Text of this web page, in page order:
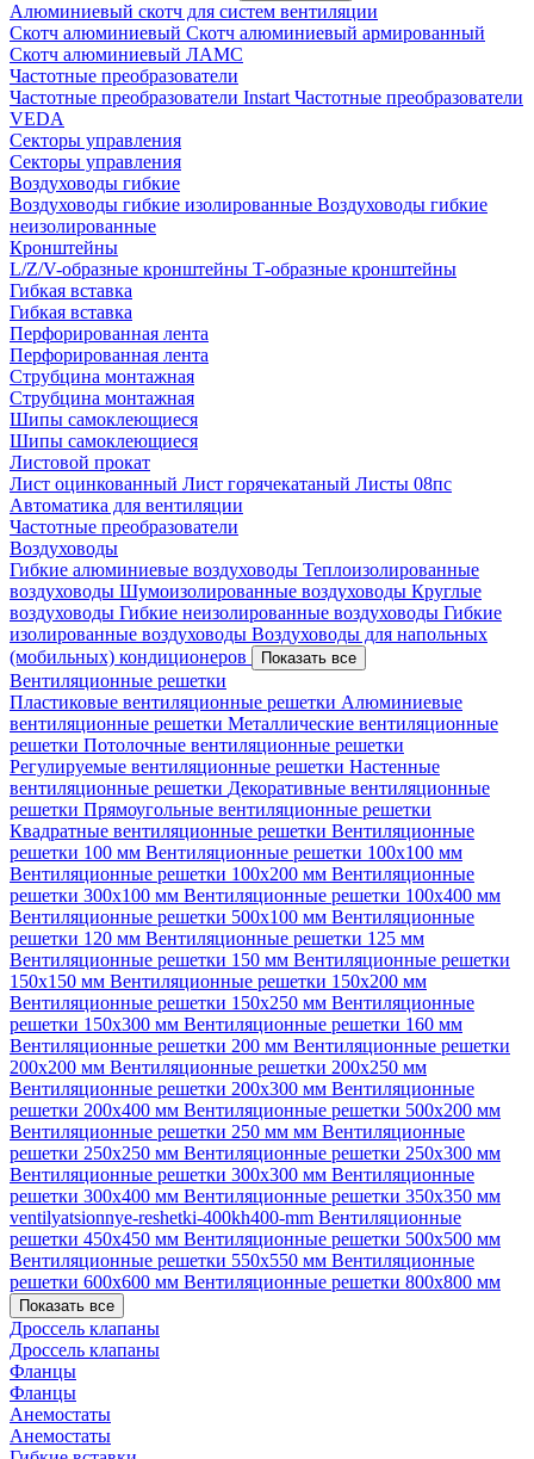
Алюминиевый скотч для систем вентиляции
Скотч алюминиевый Скотч алюминиевый армированный
Скотч алюминиевый ЛАМС
Частотные преобразователи
Частотные преобразователи Instart Частотные преобразователи
VEDA
Секторы управления
Секторы управления
Воздуховоды гибкие
Воздуховоды гибкие изолированные Воздуховоды гибкие
неизолированные
Кронштейны
L/Z/V-образные кронштейны Т-образные кронштейны
Гибкая вставка
Гибкая вставка
Перфорированная лента
Перфорированная лента
Струбцина монтажная
Струбцина монтажная
Шипы самоклеющиеся
Шипы самоклеющиеся
Листовой прокат
Лист оцинкованный Лист горячекатаный Листы 08пс
Автоматика для вентиляции
Частотные преобразователи
Воздуховоды
Гибкие алюминиевые воздуховоды Теплоизолированные
воздуховоды Шумоизолированные воздуховоды Круглые
воздуховоды Гибкие неизолированные воздуховоды Гибкие
изолированные воздуховоды Воздуховоды для напольных
(мобильных) кондиционеров
Показать все
Вентиляционные решетки
Пластиковые вентиляционные решетки Алюминиевые
вентиляционные решетки Металлические вентиляционные
решетки Потолочные вентиляционные решетки
Регулируемые вентиляционные решетки Настенные
вентиляционные решетки Декоративные вентиляционные
решетки Прямоугольные вентиляционные решетки
Квадратные вентиляционные решетки Вентиляционные
решетки 100 мм Вентиляционные решетки 100х100 мм
Вентиляционные решетки 100х200 мм Вентиляционные
решетки 300х100 мм Вентиляционные решетки 100х400 мм
Вентиляционные решетки 500х100 мм Вентиляционные
решетки 120 мм Вентиляционные решетки 125 мм
Вентиляционные решетки 150 мм Вентиляционные решетки
150х150 мм Вентиляционные решетки 150х200 мм
Вентиляционные решетки 150х250 мм Вентиляционные
решетки 150х300 мм Вентиляционные решетки 160 мм
Вентиляционные решетки 200 мм Вентиляционные решетки
200х200 мм Вентиляционные решетки 200х250 мм
Вентиляционные решетки 200х300 мм Вентиляционные
решетки 200х400 мм Вентиляционные решетки 500х200 мм
Вентиляционные решетки 250 мм мм Вентиляционные
решетки 250х250 мм Вентиляционные решетки 250х300 мм
Вентиляционные решетки 300х300 мм Вентиляционные
решетки 300х400 мм Вентиляционные решетки 350х350 мм
ventilyatsionnye-reshetki-400kh400-mm Вентиляционные
решетки 450х450 мм Вентиляционные решетки 500х500 мм
Вентиляционные решетки 550х550 мм Вентиляционные
решетки 600х600 мм Вентиляционные решетки 800х800 мм
Показать все
Дроссель клапаны
Дроссель клапаны
Фланцы
Фланцы
Анемостаты
Анемостаты